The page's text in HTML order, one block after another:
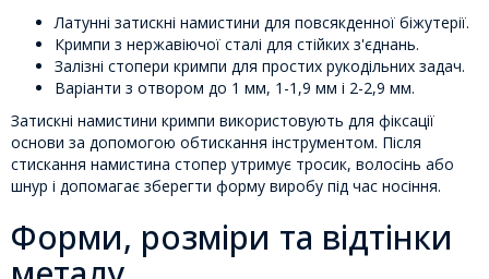
Латунні затискні намистини для повсякденної біжутерії.
Кримпи з нержавіючої сталі для стійких з'єднань.
Залізні стопери кримпи для простих рукодільних задач.
Варіанти з отвором до 1 мм, 1-1,9 мм і 2-2,9 мм.
Затискні намистини кримпи використовують для фіксації
основи за допомогою обтискання інструментом. Після
стискання намистина стопер утримує тросик, волосінь або
шнур і допомагає зберегти форму виробу під час носіння.
Форми, розміри та відтінки